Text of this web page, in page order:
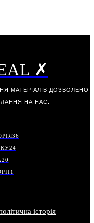
✗
МАТЕРІАЛІВ ДОЗВОЛЕНО
НА НАС.
36
24
20
1
історія